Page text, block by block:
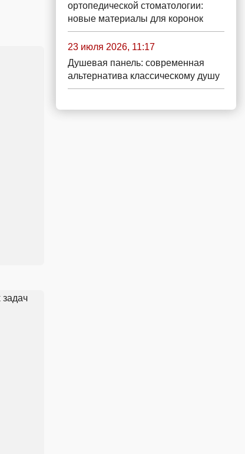
ортопедической стоматологии:
новые материалы для коронок
23 июля 2026, 11:17
Душевая панель: современная
альтернатива классическому душу